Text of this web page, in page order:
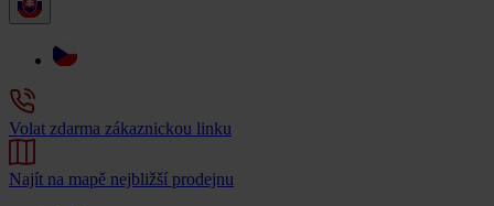
Volat zdarma zákaznickou linku
Najít na mapě nejbližší prodejnu